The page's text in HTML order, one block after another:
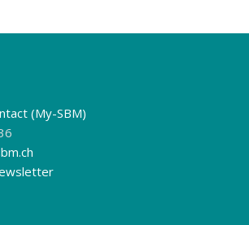
(My-SBM)